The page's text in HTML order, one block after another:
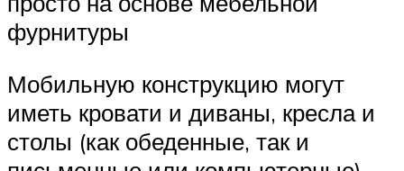
фурнитуры
Мобильную конструкцию могут
иметь кровати и диваны, кресла и
столы (как обеденные, так и